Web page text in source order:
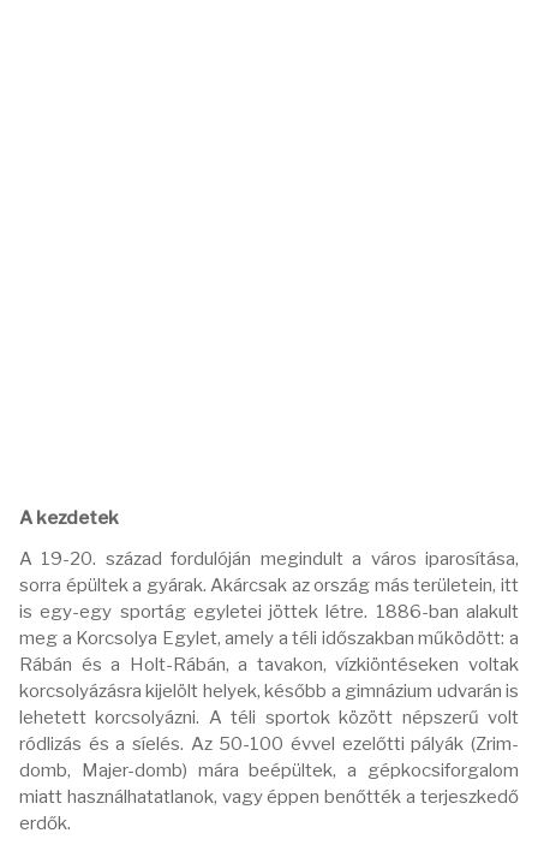
A kezdetek
A 19-20. század fordulóján megindult a város iparosítása,
sorra épültek a gyárak. Akárcsak az ország más területein, itt
is egy-egy sportág egyletei jöttek létre. 1886-ban alakult
meg a Korcsolya Egylet, amely a téli időszakban működött: a
Rábán és a Holt-Rábán, a tavakon, vízkiöntéseken voltak
korcsolyázásra kijelölt helyek, később a gimnázium udvarán is
lehetett korcsolyázni. A téli sportok között népszerű volt
ródlizás és a síelés. Az 50-100 évvel ezelőtti pályák (Zrim-
domb, Majer-domb) mára beépültek, a gépkocsiforgalom
miatt használhatatlanok, vagy éppen benőtték a terjeszkedő
erdők.